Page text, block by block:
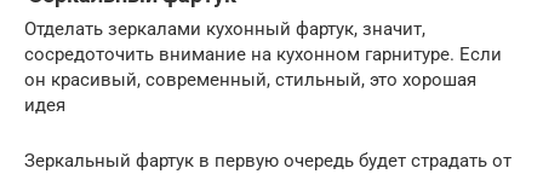
Отделать зеркалами кухонный фартук, значит,
сосредоточить внимание на кухонном гарнитуре. Если
он красивый, современный, стильный, это хорошая
идея
Зеркальный фартук в первую очередь будет страдать от